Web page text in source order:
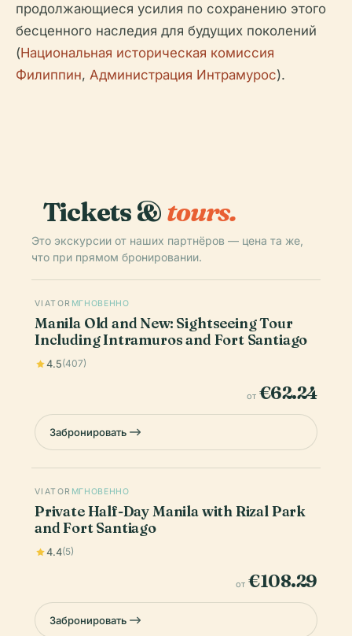
продолжающиеся усилия по сохранению этого
бесценного наследия для будущих поколений
(Национальная историческая комиссия
Филиппин, Администрация Интрамурос).
Tickets &tours.
Это экскурсии от наших партнёров — цена та же,
что при прямом бронировании.
VIATOR МГНОВЕННО
Manila Old and New: Sightseeing Tour
Including Intramuros and Fort Santiago
4.5(407)
от €62.24
Забронировать
VIATOR МГНОВЕННО
Private Half-Day Manila with Rizal Park
and Fort Santiago
4.4(5)
от €108.29
Забронировать